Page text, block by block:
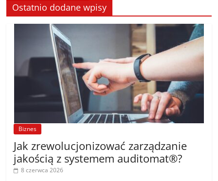
Ostatnio dodane wpisy
Biznes
Jak zrewolucjonizować zarządzanie
jakością z systemem auditomat®?
8 czerwca 2026